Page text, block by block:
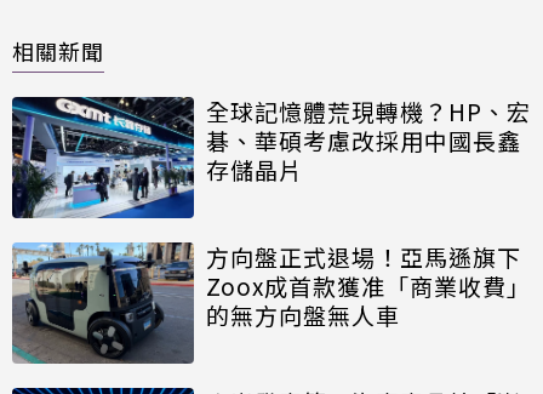
相關新聞
全球記憶體荒現轉機？HP、宏
碁、華碩考慮改採用中國長鑫
存儲晶片
方向盤正式退場！亞馬遜旗下
Zoox成首款獲准「商業收費」
的無方向盤無人車